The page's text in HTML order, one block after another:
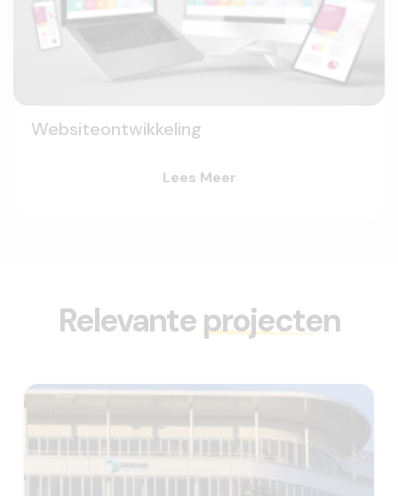
Websiteontwikkeling
Lees Meer
Relevanteprojecten